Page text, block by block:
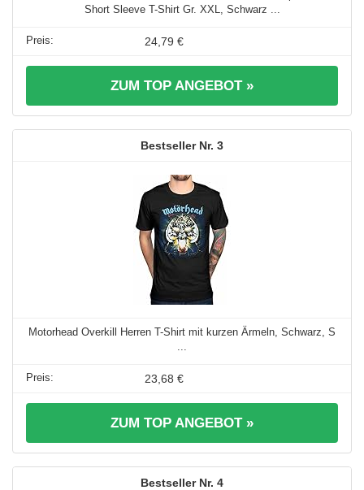
Short Sleeve T-Shirt Gr. XXL, Schwarz ...
24,79 €
ZUM TOP ANGEBOT »
3
Motorhead Overkill Herren T-Shirt mit kurzen Ärmeln, Schwarz, S
23,68 €
ZUM TOP ANGEBOT »
4